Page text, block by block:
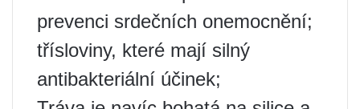
prevenci srdečních onemocnění;
třísloviny, které mají silný
antibakteriální účinek;